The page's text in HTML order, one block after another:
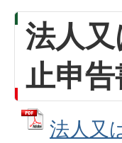
法人
止申告
法人又